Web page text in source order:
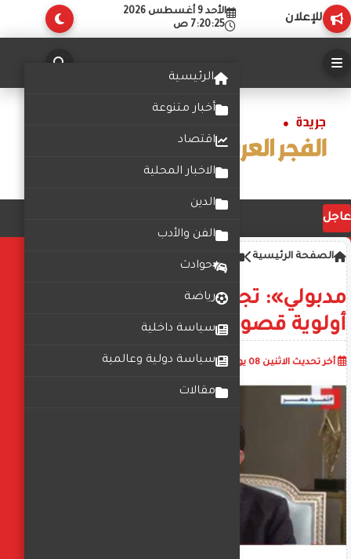
للإعلان
الأحد 9 أغسطس 2026
7:20:25 ص
الرئيسية
أخبار متنوعة
اقتصاد
الاخبار المحلية
الدين
الفن والأدب
حوادث
رياضة
سياسة داخلية
سياسة دولية وعالمية
مقالات
عاجل
الصفحة الرئيسية
مدبولي»: تجديد الخطاب الديني
أولوية قصوى لوزير الأوقاف
أخر تحديث الاثنين 08 يوليو 2024 04:36:49 م